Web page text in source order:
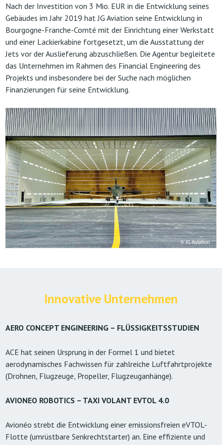
Nach der Investition von 3 Mio. EUR in die Entwicklung seines
Gebäudes im Jahr 2019 hat JG Aviation seine Entwicklung in
Bourgogne-Franche-Comté mit der Einrichtung einer Werkstatt
und einer Lackierkabine fortgesetzt, um die Ausstattung der
Jets vor der Auslieferung abzuschließen. Die Agentur begleitete
das Unternehmen im Rahmen des Financial Engineering des
Projekts und insbesondere bei der Suche nach möglichen
Finanzierungen für seine Entwicklung.
Innovative Unternehmen
AERO CONCEPT ENGINEERING – FLÜSSIGKEITSSTUDIEN
ACE hat seinen Ursprung in der Formel 1 und bietet
aerodynamisches Fachwissen für zahlreiche Luftfahrtprojekte
(Drohnen, Flugzeuge, Propeller, Flugzeuganhänge).
AVIONEO ROBOTICS – TAXI VOLANT EVTOL 4.0
Avionéo strebt die Entwicklung einer emissionsfreien eVTOL-
Flotte (umrüstbare Senkrechtstarter) an. Eine effiziente und